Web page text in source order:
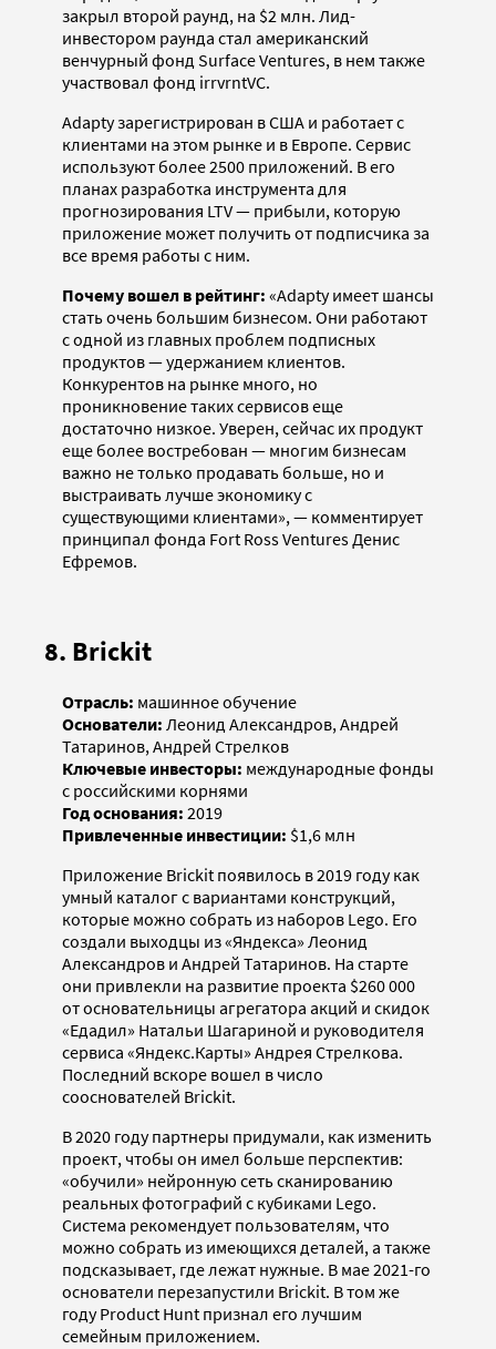
закрыл второй раунд, на $2 млн. Лид-
инвестором раунда стал американский
венчурный фонд Surface Ventures, в нем также
участвовал фонд irrvrntVC.
Adapty зарегистрирован в США и работает с
клиентами на этом рынке и в Европе. Сервис
используют более 2500 приложений. В его
планах разработка инструмента для
прогнозирования LTV — прибыли, которую
приложение может получить от подписчика за
все время работы с ним.
Почему вошел в рейтинг: «Adapty имеет шансы
стать очень большим бизнесом. Они работают
с одной из главных проблем подписных
продуктов — удержанием клиентов.
Конкурентов на рынке много, но
проникновение таких сервисов еще
достаточно низкое. Уверен, сейчас их продукт
еще более востребован — многим бизнесам
важно не только продавать больше, но и
выстраивать лучше экономику с
существующими клиентами», — комментирует
принципал фонда Fort Ross Ventures Денис
Ефремов.
8. Brickit
Отрасль: машинное обучение
Основатели: Леонид Александров, Андрей
Татаринов, Андрей Стрелков
Ключевые инвесторы: международные фонды
с российскими корнями
Год основания: 2019
Привлеченные инвестиции: $1,6 млн
Приложение Brickit появилось в 2019 году как
умный каталог с вариантами конструкций,
которые можно собрать из наборов Lego. Его
создали выходцы из «Яндекса» Леонид
Александров и Андрей Татаринов. На старте
они привлекли на развитие проекта $260 000
от основательницы агрегатора акций и скидок
«Едадил» Натальи Шагариной и руководителя
сервиса «Яндекс.Карты» Андрея Стрелкова.
Последний вскоре вошел в число
сооснователей Brickit.
В 2020 году партнеры придумали, как изменить
проект, чтобы он имел больше перспектив:
«обучили» нейронную сеть сканированию
реальных фотографий с кубиками Lego.
Система рекомендует пользователям, что
можно собрать из имеющихся деталей, а также
подсказывает, где лежат нужные. В мае 2021-го
основатели перезапустили Brickit. В том же
году Product Hunt признал его лучшим
семейным приложением.